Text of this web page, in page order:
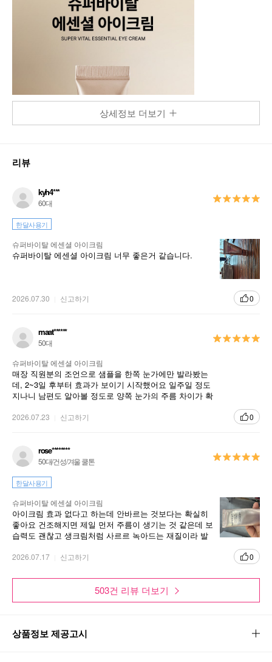
상세정보 더보기
리뷰
kyh4***
60대
한달사용기
슈퍼바이탈 에센셜 아이크림
슈퍼바이탈 에센셜 아이크림 너무 좋은거 같습니다.
2026.07.30 신고하기 0
maat******
50대
슈퍼바이탈 에센셜 아이크림
매장 직원분의 조언으로 샘플을 한쪽 눈가에만 발라봤는
데, 2~3일 후부터 효과가 보이기 시작했어요 일주일 정도
지나니 남편도 알아볼 정도로 양쪽 눈가의 주름 차이가 확
구매했습니다
2026.07.23 신고하기 0
rose********
50대/건성/겨울 쿨톤
한달사용기
슈퍼바이탈 에센셜 아이크림
아이크림 효과 없다고 하는데 안바르는 것보다는 확실히
좋아요 건조해지면 제일 먼저 주름이 생기는 것 같은데 보
습력도 괜찮고 생크림처럼 사르르 녹아드는 재질이라 발
2026.07.17 신고하기 0
503건 리뷰 더보기
상품정보 제공고시